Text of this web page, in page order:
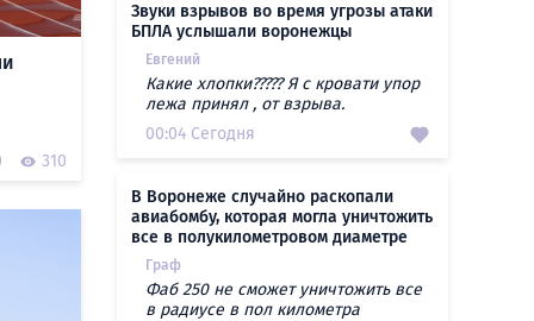
310
Звуки взрывов во время угрозы атаки
БПЛА услышали воронежцы
Евгений
Какие хлопки????? Я с кровати упор
лежа принял , от взрыва.
00:04 Сегодня
В Воронеже случайно раскопали
авиабомбу, которая могла уничтожить
все в полукилометровом диаметре
Граф
Фаб 250 не сможет уничтожить все
в радиусе в пол километра